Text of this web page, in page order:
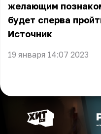
желающим
будет сперва
Источник
19 января 14:07 2023